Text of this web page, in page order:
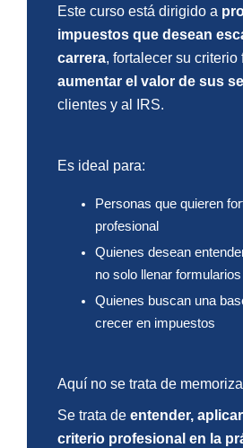
Este curso está dirigido a
impuestos que desean
carrera, fortalecer su criterio
aumentar el valor de sus
clientes y al IRS.
Es ideal para:
Personas que quieren
profesional
Quienes desean
no solo llenar formularios
Quienes buscan una
crecer en impuestos
Aquí no se trata de
Se trata de entender,
criterio profesional en la